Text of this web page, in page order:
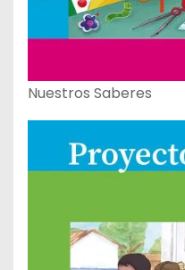
Nuestros Saberes